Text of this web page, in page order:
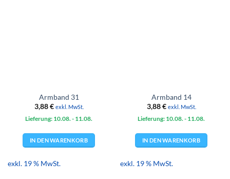
Armband 31
3,88€ exkl. MwSt.
Lieferung: 10.08. - 11.08.
IN DEN WARENKORB
exkl. 19 % MwSt.
Armband 14
3,88€ exkl. MwSt.
Lieferung: 10.08. - 11.08.
IN DEN WARENKORB
exkl. 19 % MwSt.